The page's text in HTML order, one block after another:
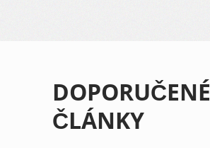
DOPORUČENÉ
ČLÁNKY